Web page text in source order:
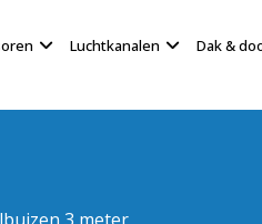
Luchtkanalen Dak &